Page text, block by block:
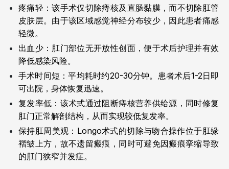
疼痛轻：该手术仅切除痔核及直肠黏膜，而不切除肛管
皮肤层。由于该区域感觉神经分布较少，因此患者痛感
轻微。
出血少：肛门部位无开放性创面，便于术后护理并有效
降低感染风险。
手术时间短：平均耗时约20-30分钟。患者术后1-2日即
可出院，身体恢复迅速。
复发率低：该术式通过阻断痔核营养供给源，同时修复
肛门正常解剖结构，从而实现较低复发率。
保持肛周美观：Longo术式的切除与吻合操作位于肛缘
褶皱上方，故不遗留瘢痕，同时可避免因瘢痕挛缩导致
的肛门狭窄并发症。